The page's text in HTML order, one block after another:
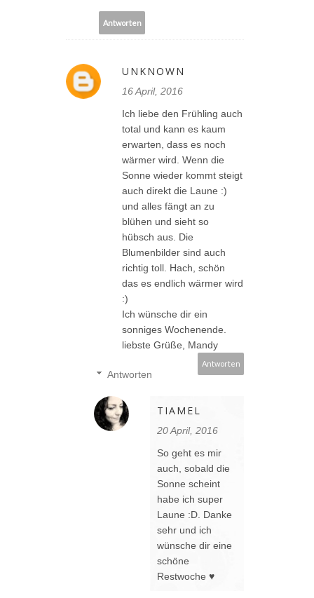
Antworten
UNKNOWN
16 April, 2016
Ich liebe den Frühling auch
total und kann es kaum
erwarten, dass es noch
wärmer wird. Wenn die
Sonne wieder kommt steigt
auch direkt die Laune :)
und alles fängt an zu
blühen und sieht so
hübsch aus. Die
Blumenbilder sind auch
richtig toll. Hach, schön
das es endlich wärmer wird
:)
Ich wünsche dir ein
sonniges Wochenende.
liebste Grüße, Mandy
Antworten
Antworten
TIAMEL
20 April, 2016
So geht es mir
auch, sobald die
Sonne scheint
habe ich super
Laune :D. Danke
sehr und ich
wünsche dir eine
schöne
Restwoche ♥